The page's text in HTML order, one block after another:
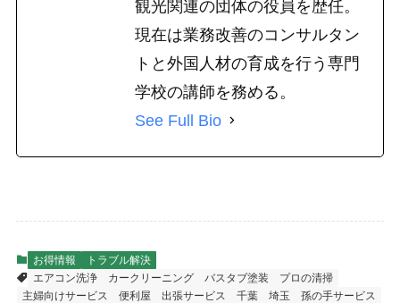
観光関連の団体の役員を歴任。
現在は業務改善のコンサルタン
トと外国人材の育成を行う専門
学校の講師を務める。
See Full Bio
お得情報
トラブル解決
エアコン洗浄
カークリーニング バスタブ塗装
プロの清掃
主婦向けサービス
便利屋 出張サービス 千葉 埼玉
孫の手サービス